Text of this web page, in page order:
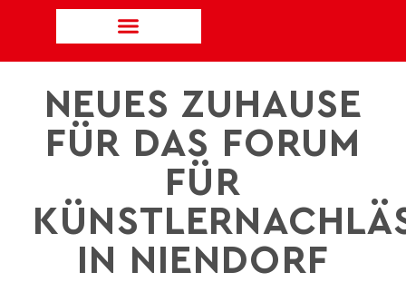
NEUES ZUHAUSE
FÜR DAS FORUM
FÜR
IN NIENDORF